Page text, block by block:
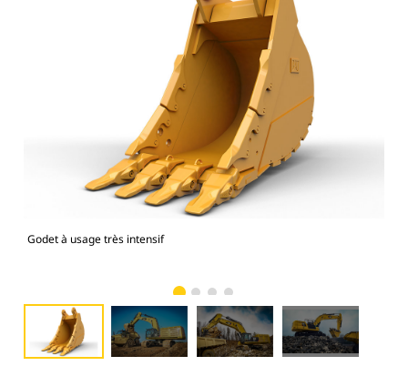
Godet à usage très intensif